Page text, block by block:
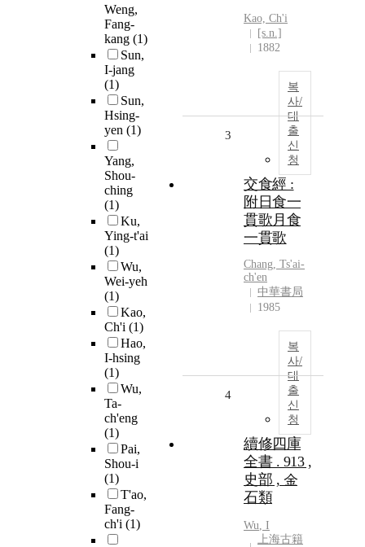
Weng,
Fang-
kang (1)
Sun,
I-jang
(1)
Sun,
Hsing-
yen (1)
Yang,
Shou-
ching
(1)
Ku,
Ying-t'ai
(1)
Wu,
Wei-yeh
(1)
Kao,
Ch'i (1)
Hao,
I-hsing
(1)
Wu,
Ta-
ch'eng
(1)
Pai,
Shou-i
(1)
T'ao,
Fang-
ch'i (1)
Kao, Ch'i
[s.n.]
1882
복
사/
대
출
신
청
3
交食經 :
附日食一
貫歌月食
一貫歌
Chang, Ts'ai-
ch'en
中華書局
1985
복
사/
대
출
신
청
4
續修四庫
全書 . 913 ,
史部 , 金
石類
Wu, I
上海古籍